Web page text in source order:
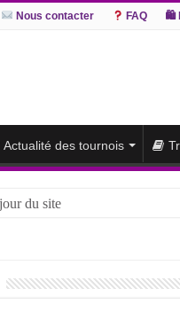
Nous contacter FAQ 🛍
Actualité des tournois
du site
la tête du classement et